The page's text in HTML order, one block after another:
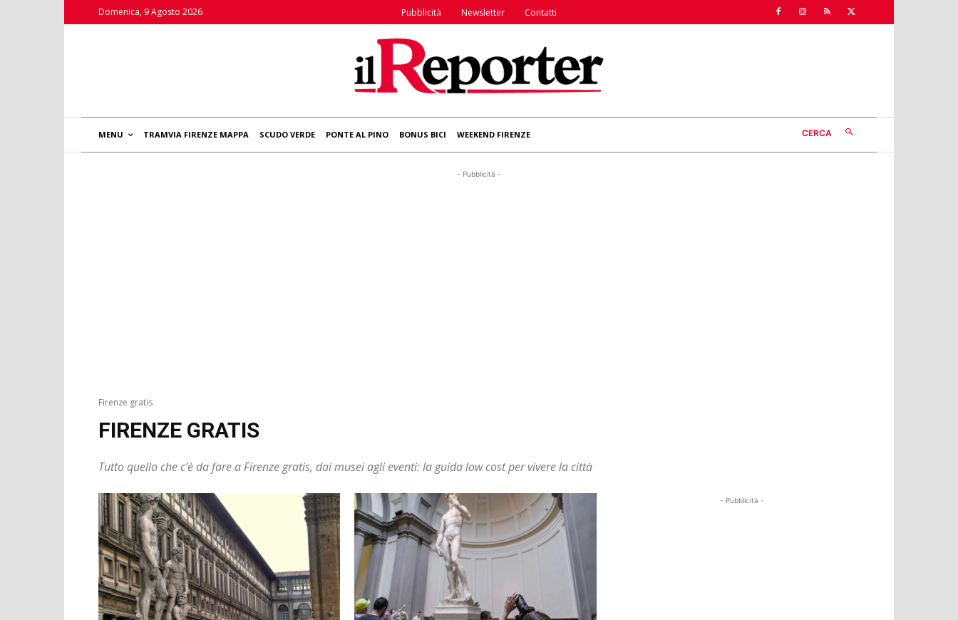
Domenica, 9 Agosto 2026 Pubblicità Newsletter Contatti
MENU TRAMVIA FIRENZE MAPPA SCUDO VERDE PONTE AL PINO BONUS BICI WEEKEND FIRENZE CERCA
- Pubblicità -
Firenze gratis
FIRENZE GRATIS
Tutto quello che c’è da fare a Firenze gratis, dai musei agli eventi: la guida low cost per vivere la città
- Pubblicità -